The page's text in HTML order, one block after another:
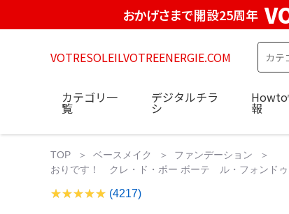
おかげさまで開設25周年
VOTRESOLEILVOTREENERGIE.COM
カテゴリ一
覧
デジタルチラ
シ 報
TOP ベースメイク
ファンデーション
おりです！ クレ・ド・ポー ボーテ ル・フォンド
(4217)